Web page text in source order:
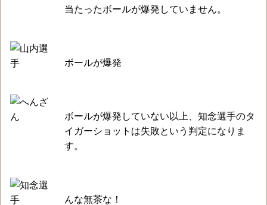
当たったボールが爆発していません。
ボールが爆発
ボールが爆発していない以上、知念選手のタ
イガーショットは失敗という判定になりま
す。
んな無茶な！